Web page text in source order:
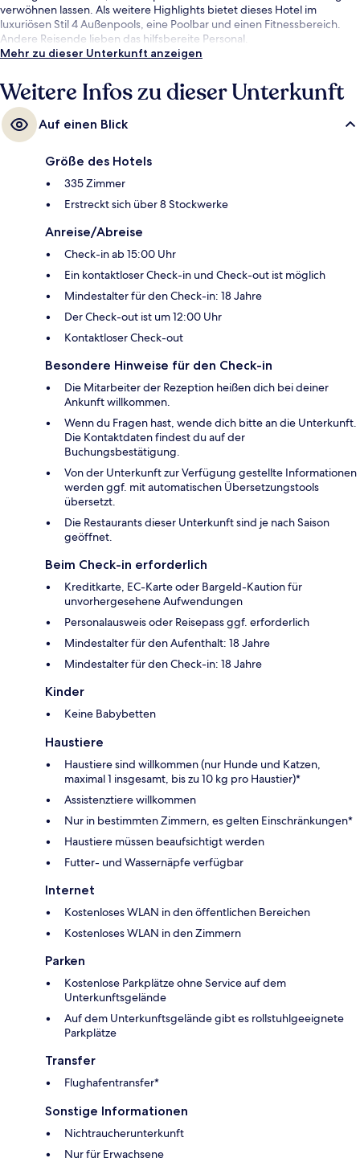
verwöhnen lassen. Als weitere Highlights bietet dieses Hotel im
luxuriösen Stil 4 Außenpools, eine Poolbar und einen Fitnessbereich.
Andere Reisende lieben das hilfsbereite Personal.
Mehr zu dieser Unterkunft anzeigen
Weitere Infos zu dieser Unterkunft
Auf einen Blick
Größe des Hotels
335 Zimmer
Erstreckt sich über 8 Stockwerke
Anreise/Abreise
Check-in ab 15:00 Uhr
Ein kontaktloser Check-in und Check-out ist möglich
Mindestalter für den Check-in: 18 Jahre
Der Check-out ist um 12:00 Uhr
Kontaktloser Check-out
Besondere Hinweise für den Check-in
Die Mitarbeiter der Rezeption heißen dich bei deiner
Ankunft willkommen.
Wenn du Fragen hast, wende dich bitte an die Unterkunft.
Die Kontaktdaten findest du auf der
Buchungsbestätigung.
Von der Unterkunft zur Verfügung gestellte Informationen
werden ggf. mit automatischen Übersetzungstools
übersetzt.
Die Restaurants dieser Unterkunft sind je nach Saison
geöffnet.
Beim Check-in erforderlich
Kreditkarte, EC-Karte oder Bargeld-Kaution für
unvorhergesehene Aufwendungen
Personalausweis oder Reisepass ggf. erforderlich
Mindestalter für den Aufenthalt: 18 Jahre
Mindestalter für den Check-in: 18 Jahre
Kinder
Keine Babybetten
Haustiere
Haustiere sind willkommen (nur Hunde und Katzen,
maximal 1 insgesamt, bis zu 10 kg pro Haustier)*
Assistenztiere willkommen
Nur in bestimmten Zimmern, es gelten Einschränkungen*
Haustiere müssen beaufsichtigt werden
Futter- und Wassernäpfe verfügbar
Internet
Kostenloses WLAN in den öffentlichen Bereichen
Kostenloses WLAN in den Zimmern
Parken
Kostenlose Parkplätze ohne Service auf dem
Unterkunftsgelände
Auf dem Unterkunftsgelände gibt es rollstuhlgeeignete
Parkplätze
Transfer
Flughafentransfer*
Sonstige Informationen
Nichtraucherunterkunft
Nur für Erwachsene